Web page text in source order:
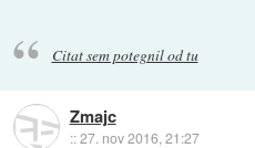
Citat sem potegnil od tu
Zmajc
::27. nov 2016, 21:27